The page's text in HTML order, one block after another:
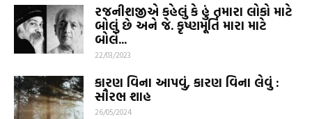
રજનીશજીએ કહેલું કે હું તમારા લોકો માટે
બોલું છે અને જે. કૃષ્ણમૂર્તિ મારા માટે
બોલે...
22/03/2023
કારણ વિના આપવું, કારણ વિના લેવું :
સૌરભ શાહ
26/05/2024